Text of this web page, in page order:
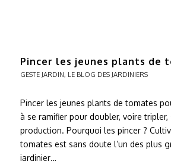
Pincer les jeunes plants de
GESTE JARDIN, LE BLOG DES JARDINIERS
Pincer les jeunes plants de tomates
à se ramifier pour doubler, voire
production. Pourquoi les pincer ?
tomates est sans doute l’un des plus
jardinier…